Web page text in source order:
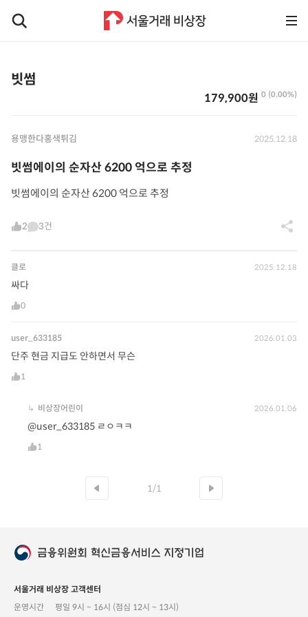
빗썸
0 (0.00%)
179,900원
용맹한다홍색튀김 2025.12.18
빗썸에이의 순자산 6200 억으로 추정
빗썸에이의 순자산 6200 억으로 추정
2 3건
클로 2025.12.18
싸다
0
user_633185 2026.01.03
단주 현금 지급도 안하면서 무슨
1
↳ 비상장어린이 2026.01.06
@user_633185 ㄹㅇㅋㅋ
1
1/1
서울거래 비상장 고객센터
운영시간
평일 9시 ~ 16시 (점심 12시 ~ 13시)